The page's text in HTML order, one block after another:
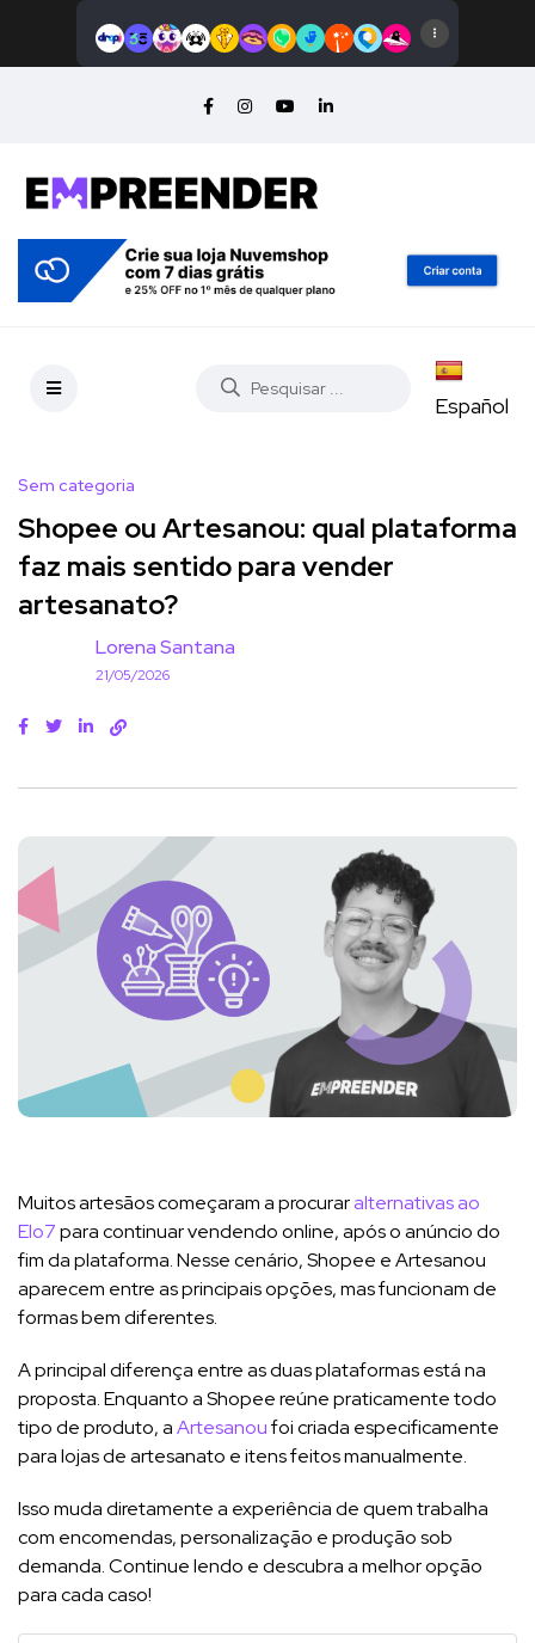
Español
Sem categoria
Shopee ou Artesanou: qual plataforma
faz mais sentido para vender
artesanato?
Lorena Santana
21/05/2026
Muitos artesãos começaram a procuraralternativas ao
Elo7para continuar vendendo online, após o anúncio do
fim da plataforma. Nesse cenário, Shopee e Artesanou
aparecem entre as principais opções, mas funcionam de
formas bem diferentes.
A principal diferença entre as duas plataformas está na
proposta. Enquanto a Shopee reúne praticamente todo
tipo de produto, aArtesanoufoi criada especificamente
para lojas de artesanato e itens feitos manualmente.
Isso muda diretamente a experiência de quem trabalha
com encomendas, personalização e produção sob
demanda. Continue lendo e descubra a melhor opção
para cada caso!